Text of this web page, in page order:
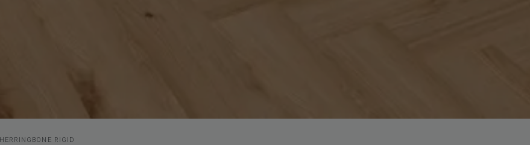
HERRINGBONE RIGID